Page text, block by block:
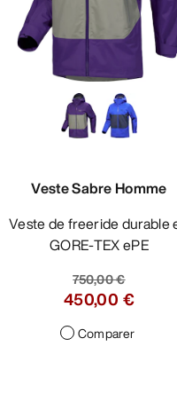
Veste Sabre Homme
Veste de freeride durable en
GORE-TEX ePE
750,00 €
450,00 €
Comparer